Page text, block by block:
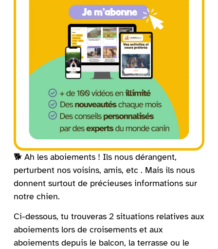
🐕 Ah les aboiements ! Ils nous dérangent,
perturbent nos voisins, amis, etc . Mais ils nous
donnent surtout de précieuses informations sur
notre chien.
Ci-dessous, tu trouveras 2 situations relatives aux
aboiements lors de croisements et aux
aboiements depuis le balcon, la terrasse ou le